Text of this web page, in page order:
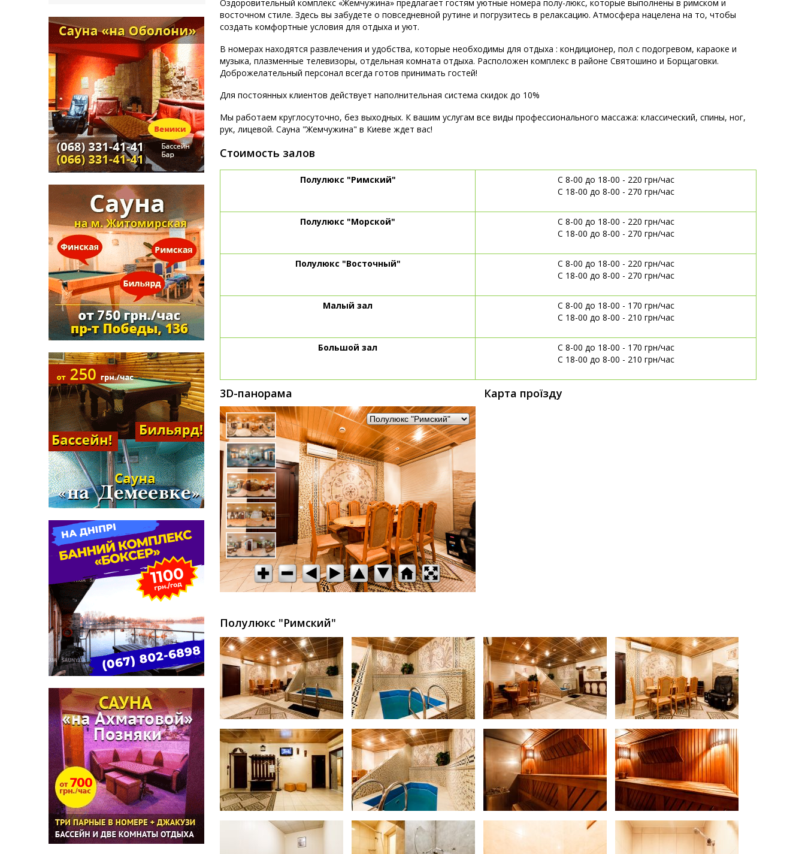
Оздоровительный комплекс «Жемчужина» предлагает гостям уютные номера полу-люкс, которые выполнены в римском и
восточном стиле. Здесь вы забудете о повседневной рутине и погрузитесь в релаксацию. Атмосфера нацелена на то, чтобы
создать комфортные условия для отдыха и уют.
В номерах находятся развлечения и удобства, которые необходимы для отдыха : кондиционер, пол с подогревом, караоке и
музыка, плазменные телевизоры, отдельная комната отдыха. Расположен комплекс в районе Святошино и Борщаговки.
Доброжелательный персонал всегда готов принимать гостей!
Для постоянных клиентов действует наполнительная система скидок до 10%
Мы работаем круглосуточно, без выходных. К вашим услугам все виды профессионального массажа: классический, спины, ног,
рук, лицевой. Сауна "Жемчужина" в Киеве ждет вас!
Стоимость залов
Полулюкс "Римский"
C 8-00 до 18-00 - 220 грн/час
С 18-00 до 8-00 - 270 грн/час
Полулюкс "Морской"
C 8-00 до 18-00 - 220 грн/час
С 18-00 до 8-00 - 270 грн/час
Полулюкс "Восточный"
C 8-00 до 18-00 - 220 грн/час
С 18-00 до 8-00 - 270 грн/час
Малый зал
C 8-00 до 18-00 - 170 грн/час
С 18-00 до 8-00 - 210 грн/час
Большой зал
C 8-00 до 18-00 - 170 грн/час
С 18-00 до 8-00 - 210 грн/час
3D-панорама Карта проїзду
Полулюкс "Римский"